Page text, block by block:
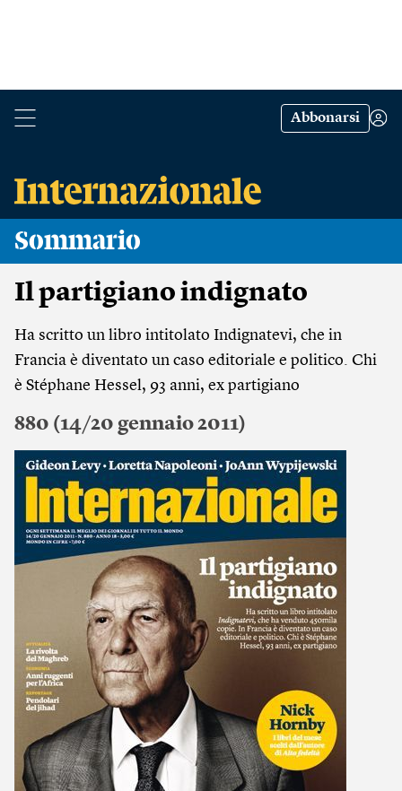
Abbonarsi
Sommario
Il partigiano indignato
Ha scritto un libro intitolato Indignatevi, che in
Francia è diventato un caso editoriale e politico. Chi
è Stéphane Hessel, 93 anni, ex partigiano
880 (14/20 gennaio 2011)